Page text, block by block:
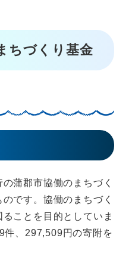
ちづくり基金
蒲郡市協働のまちづく
です。協働のまちづく
ことを目的としていま
件、297,509円の寄附を